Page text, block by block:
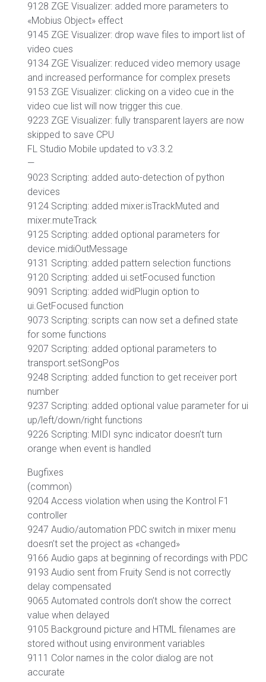
9128 ZGE Visualizer: added more parameters to
«Mobius Object» effect
9145 ZGE Visualizer: drop wave files to import list of
video cues
9134 ZGE Visualizer: reduced video memory usage
and increased performance for complex presets
9153 ZGE Visualizer: clicking on a video cue in the
video cue list will now trigger this cue.
9223 ZGE Visualizer: fully transparent layers are now
skipped to save CPU
FL Studio Mobile updated to v3.3.2
—
9023 Scripting: added auto-detection of python
devices
9124 Scripting: added mixer.isTrackMuted and
mixer.muteTrack
9125 Scripting: added optional parameters for
device.midiOutMessage
9131 Scripting: added pattern selection functions
9120 Scripting: added ui.setFocused function
9091 Scripting: added widPlugin option to
ui.GetFocused function
9073 Scripting: scripts can now set a defined state
for some functions
9207 Scripting: added optional parameters to
transport.setSongPos
9248 Scripting: added function to get receiver port
number
9237 Scripting: added optional value parameter for ui
up/left/down/right functions
9226 Scripting: MIDI sync indicator doesn’t turn
orange when event is handled
Bugfixes
(common)
9204 Access violation when using the Kontrol F1
controller
9247 Audio/automation PDC switch in mixer menu
doesn’t set the project as «changed»
9166 Audio gaps at beginning of recordings with PDC
9193 Audio sent from Fruity Send is not correctly
delay compensated
9065 Automated controls don’t show the correct
value when delayed
9105 Background picture and HTML filenames are
stored without using environment variables
9111 Color names in the color dialog are not
accurate